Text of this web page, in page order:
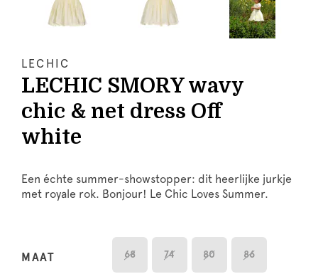
LECHIC
LECHIC SMORY wavy
chic & net dress Off
white
Een échte summer-showstopper: dit heerlijke jurkje
met royale rok. Bonjour! Le Chic Loves Summer.
MAAT 68 74 80 86